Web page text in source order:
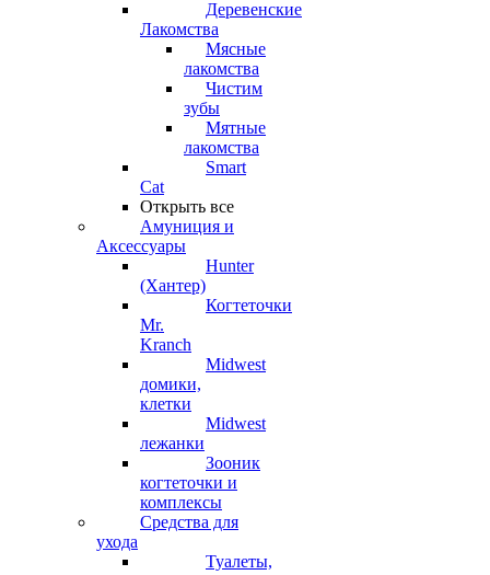
Деревенские
Лакомства
Мясные
лакомства
Чистим
зубы
Мятные
лакомства
Smart
Cat
Открыть все
Амуниция и
Аксессуары
Hunter
(Хантер)
Когтеточки
Mr.
Kranch
Midwest
домики,
клетки
Midwest
лежанки
Зооник
когтеточки и
комплексы
Средства для
ухода
Туалеты,